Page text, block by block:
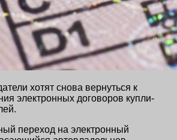
хотят снова вернуться к
электронных договоров купли-
переход на электронный